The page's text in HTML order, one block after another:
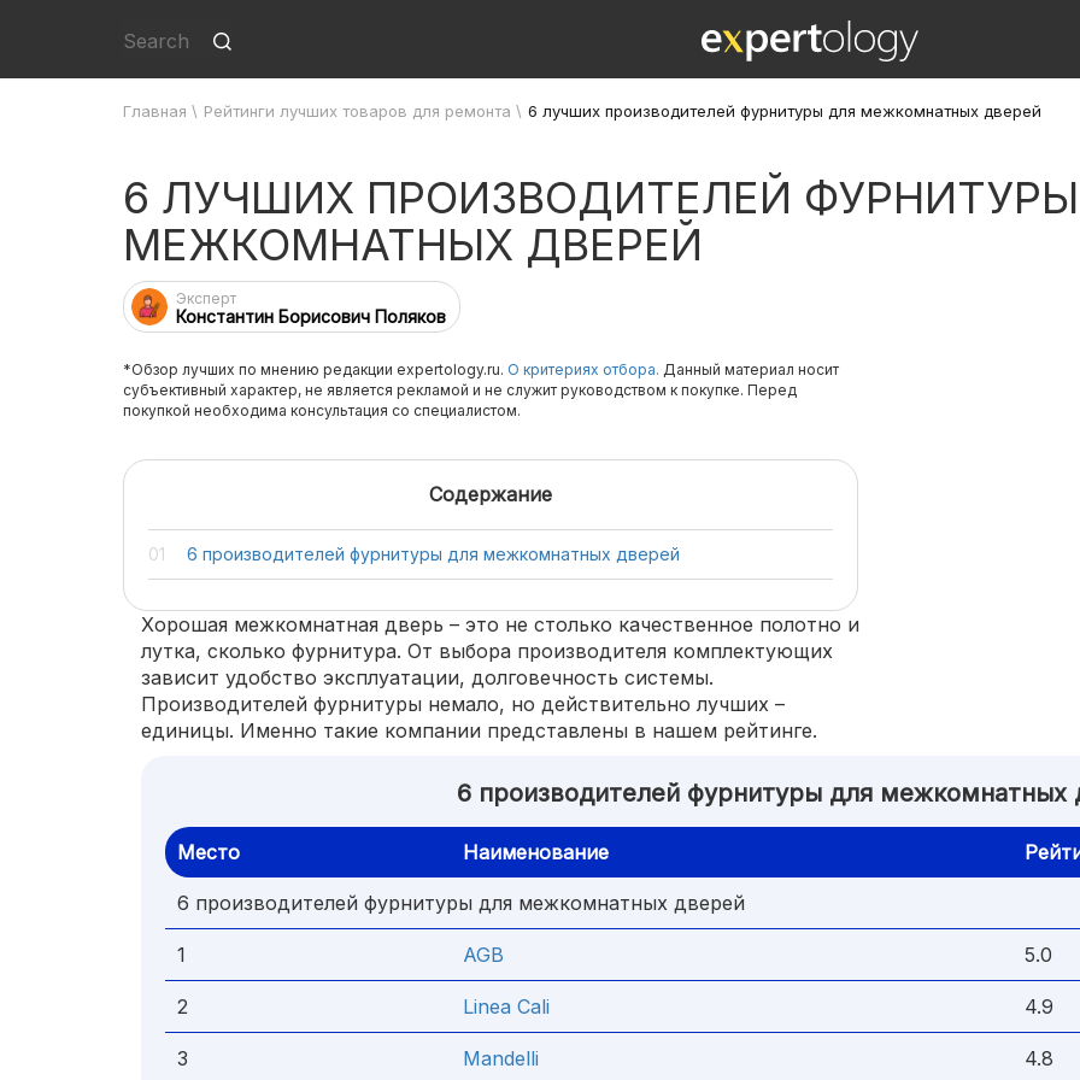
Главная \ Рейтинги лучших товаров для ремонта \ 6 лучших производителей фурнитуры для межкомнатных дверей
6 ЛУЧШИХ ПРОИЗВОДИТЕЛЕЙ
МЕЖКОМНАТНЫХ ДВЕРЕЙ
Эксперт
Константин Борисович Поляков
*Обзор лучших по мнению редакции expertology.ru. О критериях отбора. Данный материал носит
субъективный характер, не является рекламой и не служит руководством к покупке. Перед
покупкой необходима консультация со специалистом.
Содержание
6 производителей фурнитуры для межкомнатных дверей
Хорошая межкомнатная дверь – это не столько качественное полотно и
лутка, сколько фурнитура. От выбора производителя комплектующих
зависит удобство эксплуатации, долговечность системы.
Производителей фурнитуры немало, но действительно лучших –
единицы. Именно такие компании представлены в нашем рейтинге.
6 производителей фурнитуры для межкомнатных
Место Наименование
6 производителей фурнитуры для межкомнатных дверей
1 AGB 5.0
2 Linea Cali 4.9
3 Mandelli 4.8